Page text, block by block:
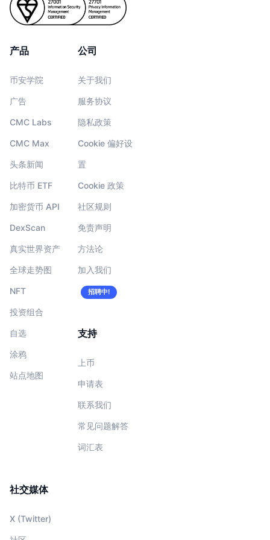
产品
币安学院
广告
CMC Labs
CMC Max
头条新闻
比特币 ETF
加密货币 API
DexScan
真实世界资产
全球走势图
NFT
投资组合
自选
涂鸦
站点地图
公司
关于我们
服务协议
隐私政策
Cookie 偏好设
置
Cookie 政策
社区规则
免责声明
方法论
加入我们
招聘中!
支持
上币
申请表
联系我们
常见问题解答
词汇表
社交媒体
X (Twitter)